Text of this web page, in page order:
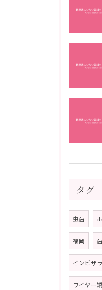
タグ
虫歯
福岡
インビザ
ワイヤー